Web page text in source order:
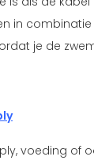
in
je de
voeding of